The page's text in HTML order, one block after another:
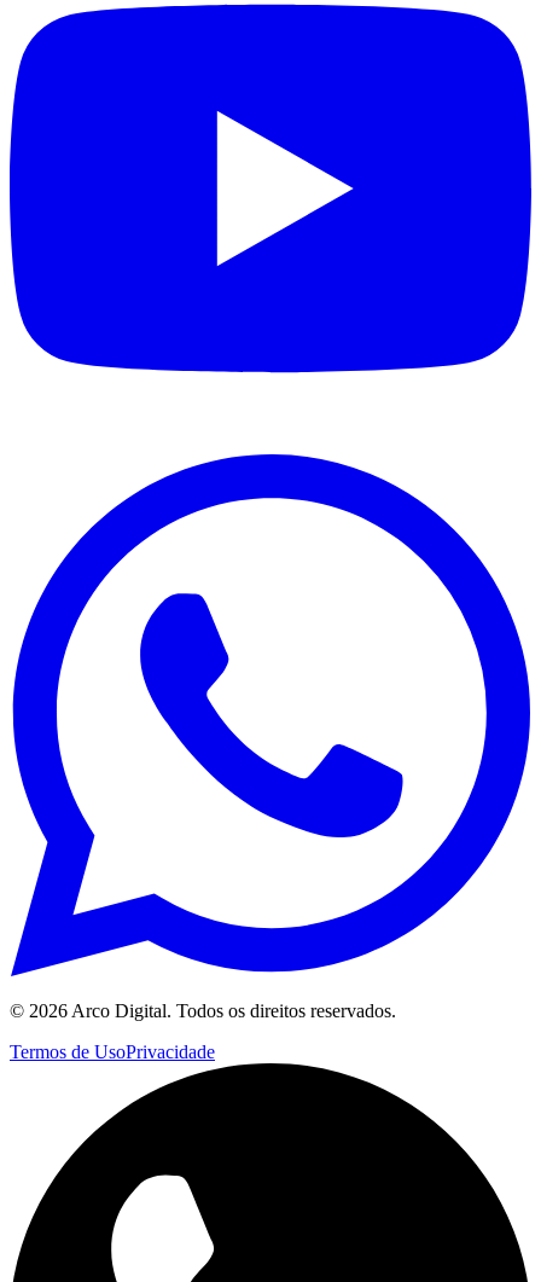
© 2026 Arco Digital. Todos os direitos reservados.
Termos de UsoPrivacidade